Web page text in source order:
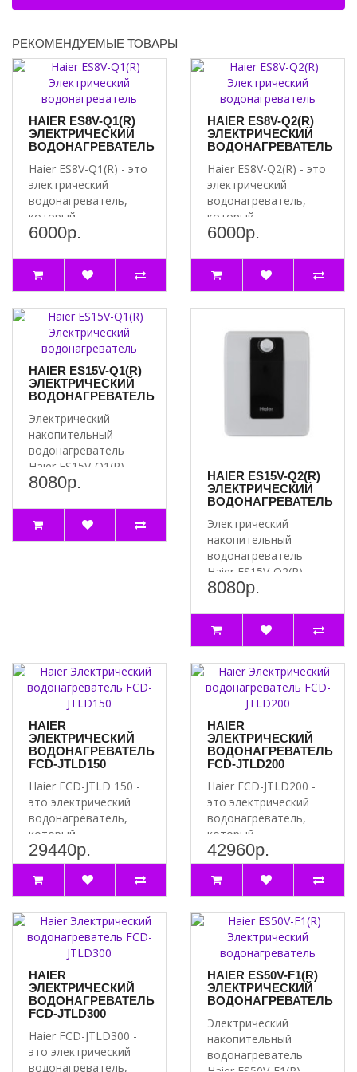
Единица поставки
4 м
Толщина стенки, мм
Нержавеющая сталь
Страна производства
Материал
Нержавеющая сталь SUS 304
Артикул VM7003044215
РЕКОМЕНДУЕМЫЕ ТОВАРЫ
HAIER ES8V-Q1(R)
ЭЛЕКТРИЧЕСКИЙ
ВОДОНАГРЕВАТЕЛЬ
Haier ES8V-Q1(R) - это
электрический
водонагреватель,
который
обеспечивает
эффективный наг..
6000р.
HAIER ES8V-Q2(R)
ЭЛЕКТРИЧЕСКИЙ
ВОДОНАГРЕВАТЕЛЬ
Haier ES8V-Q2(R) - это
электрический
водонагреватель,
который
обеспечивает
эффективный наг..
6000р.
HAIER ES15V-Q1(R)
ЭЛЕКТРИЧЕСКИЙ
ВОДОНАГРЕВАТЕЛЬ
Электрический
накопительный
водонагреватель
Haier ES15V-Q1(R) –
надежное решение
8080р.
HAIER ES15V-Q2(R)
ЭЛЕКТРИЧЕСКИЙ
ВОДОНАГРЕВАТЕЛЬ
Электрический
накопительный
водонагреватель
Haier ES15V-Q2(R) –
надежное и
решение..
8080р.
HAIER
ЭЛЕКТРИЧЕСКИЙ
ВОДОНАГРЕВАТЕЛЬ
FCD-JTLD150
Haier FCD-JTLD 150 -
это электрический
водонагреватель,
который
обеспечивает
быстрый и
эффективный н..
29440р.
HAIER
ЭЛЕКТРИЧЕСКИЙ
ВОДОНАГРЕВАТЕЛЬ
FCD-JTLD200
Haier FCD-JTLD200 -
это электрический
водонагреватель,
который
обеспечивает
быстрый и
эффективный на..
42960р.
HAIER
ЭЛЕКТРИЧЕСКИЙ
ВОДОНАГРЕВАТЕЛЬ
FCD-JTLD300
Haier FCD-JTLD300 -
это электрический
водонагреватель,
HAIER ES50V-F1(R)
ЭЛЕКТРИЧЕСКИЙ
ВОДОНАГРЕВАТЕЛЬ
Электрический
накопительный
водонагреватель